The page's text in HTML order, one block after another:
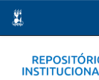
navigation